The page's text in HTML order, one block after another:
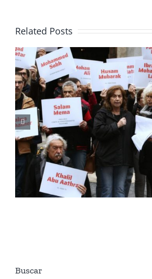
Related Posts
El SPC firma
con
entidades
para garantizar
periodismo
pública
Buscar